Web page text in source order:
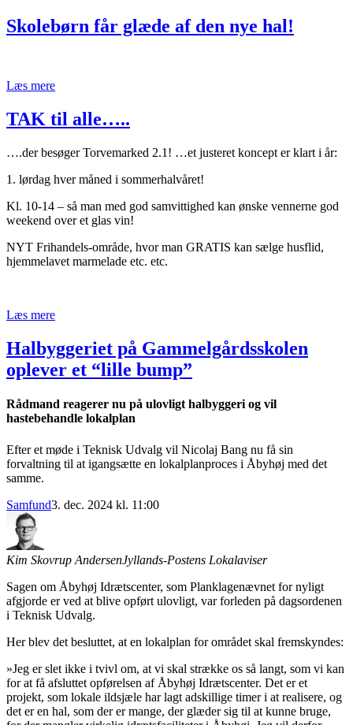
Skolebørn får glæde af den nye hal!
Læs mere
TAK til alle…..
….der besøger Torvemarked 2.1! …et justeret koncept er klart i år:
1. lørdag hver måned i sommerhalvåret!
Kl. 10-14 – så man med god samvittighed kan ønske vennerne god
weekend over et glas vin!
NYT Frihandels-område, hvor man GRATIS kan sælge husflid,
hjemmelavet marmelade etc. etc.
Læs mere
Halbyggeriet på Gammelgårdsskolen
oplever et “lille bump”
Rådmand reagerer nu på ulovligt halbyggeri og vil
hastebehandle lokalplan
Efter et møde i Teknisk Udvalg vil Nicolaj Bang nu få sin
forvaltning til at igangsætte en lokalplanproces i Åbyhøj med det
samme.
Samfund3. dec. 2024 kl. 11:00
Kim Skovrup AndersenJyllands-Postens Lokalaviser
Sagen om Åbyhøj Idrætscenter, som Planklagenævnet for nyligt
afgjorde er ved at blive opført ulovligt, var forleden på dagsordenen
i Teknisk Udvalg.
Her blev det besluttet, at en lokalplan for området skal fremskyndes:
»Jeg er slet ikke i tvivl om, at vi skal strække os så langt, som vi kan
for at få afsluttet opførelsen af Åbyhøj Idrætscenter. Det er et
projekt, som lokale ildsjæle har lagt adskillige timer i at realisere, og
det er en hal, som der er mange, der glæder sig til at kunne bruge,